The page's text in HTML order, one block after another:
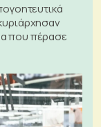
που πέρασε